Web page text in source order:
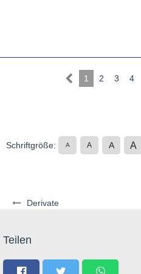
Derivate
1 2 3 4
Schriftgröße: A A A A
Teilen